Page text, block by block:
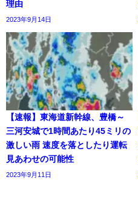
理由
2023年9月14日
【速報】東海道新幹線、豊橋～
三河安城で1時間あたり45ミリの
激しい雨 速度を落としたり運転
見あわせの可能性
2023年9月11日